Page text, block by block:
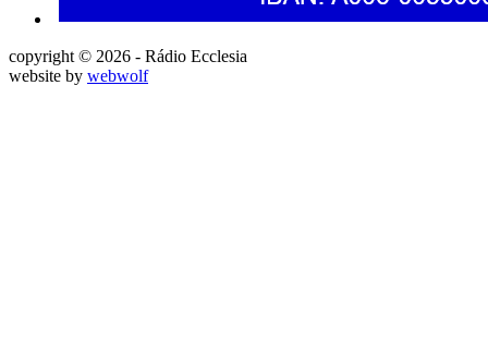
copyright © 2026 - Rádio Ecclesia
website by webwolf